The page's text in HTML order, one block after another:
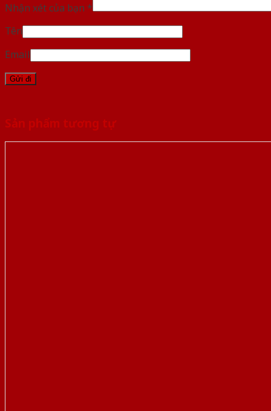
Nhận xét của bạn *
Tên
Email
Sản phẩm tương tự